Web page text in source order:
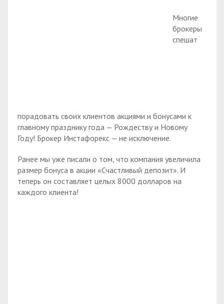
Многие
брокеры
спешат
порадовать своих клиентов акциями и бонусами к
главному празднику года — Рождеству и Новому
Году! Брокер Инстафорекс — не исключение.
Ранее мы уже писали о том, что компания увеличила
размер бонуса в акции «Счастливый депозит». И
теперь он составляет целых 8000 долларов на
каждого клиента!